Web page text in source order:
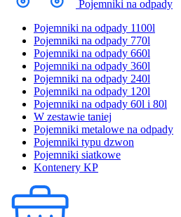
Pojemniki na odpady
Pojemniki na odpady 1100l
Pojemniki na odpady 770l
Pojemniki na odpady 660l
Pojemniki na odpady 360l
Pojemniki na odpady 240l
Pojemniki na odpady 120l
Pojemniki na odpady 60l i 80l
W zestawie taniej
Pojemniki metalowe na odpady
Pojemniki typu dzwon
Pojemniki siatkowe
Kontenery KP